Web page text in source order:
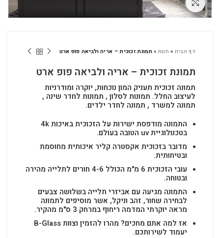
לחץ להגדלה
דף הבית» חנות»תמונת זכוכית – אריה ולביאה פופ ארט
תמונת זכוכית – אריה ולביאה פופ ארט
תמונה זכוכית תעניק המון נוכחות, יוקרה ומודרניות
לעיצוב החלל. תמונות לסלון , תמונות לחדר שינה ,
תמונה למשרד , תמונה לחדר ילדים.
התמונה מודפסת ישירות על הזכוכית באיכות 4k
בטכנולוגיית uv הטובה בעולם.
מדובר בזכוכית אקסטרה קליר איכותית מחוסמת
ובטיחותית.
עובי הזכוכית 6 מ"מ הכולל 4-6 חורים לתלייה מהירה
ובטוחה.
התמונה מגיעה עם אביזרי תלייה בשלושה צבעים
לבחירה שחור, זהב וניקל, אשר מוסיפים לתמונה
מראה יוקרתי המדמה ריחוף במרחק 3 ס"מ מהקיר.
אז למה אתם מחכים? מהרו להזמין וצוות B-Glass
יעמוד לשירותכם.